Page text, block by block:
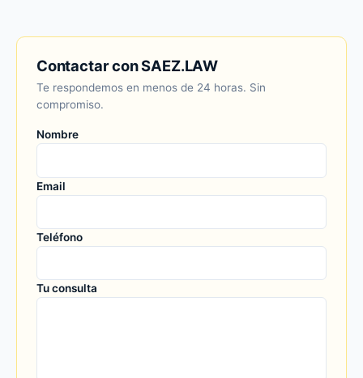
Contactar con SAEZ.LAW
Te respondemos en menos de 24 horas. Sin
compromiso.
Nombre
Email
Teléfono
Tu consulta